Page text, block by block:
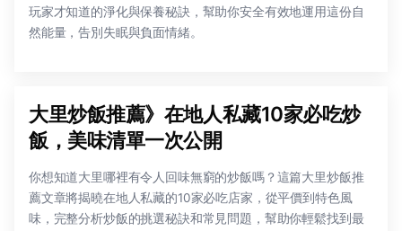
玩家才知道的淨化與保養秘訣，幫助你安全有效地運用這份自
然能量，告別失眠與負面情緒。
大里炒飯推薦》在地人私藏10家必吃炒
飯，美味清單一次公開
你想知道大里哪裡有令人回味無窮的炒飯嗎？這篇大里炒飯推
薦文章將揭曉在地人私藏的10家必吃店家，從平價到特色風
味，完整分析炒飯的挑選秘訣和常見問題，幫助你輕鬆找到最